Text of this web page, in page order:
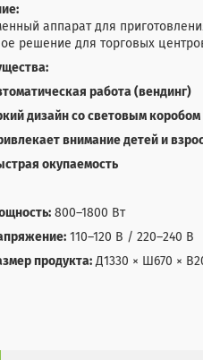
аппарат для
решение для торговых
работа (вендинг)
дизайн со световым коробом
внимание детей и
окупаемость
800–1800 Вт
110–120 В / 220–240 В
продукта: Д1330 × Ш670 ×